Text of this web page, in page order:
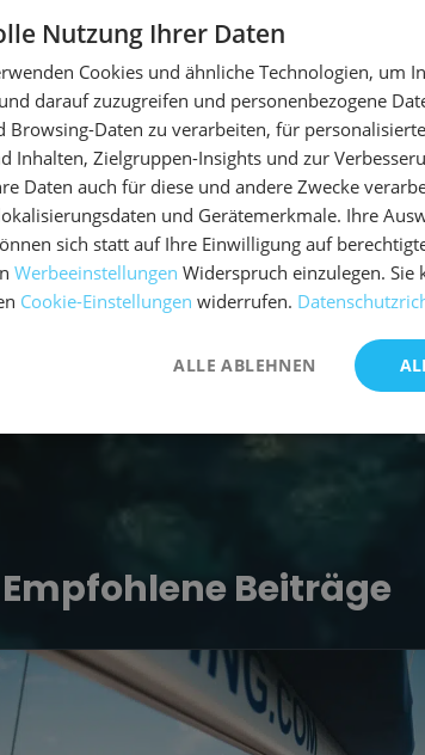
entspannt.
gilt als Highlight der türkischen Küste.
in der Türkei.
Empfohlene Beiträge
Nutzung Ihrer Daten
Cookies und ähnliche Technologien, um
darauf zuzugreifen und personenbezogene
Browsing-Daten zu verarbeiten, für
Inhalten, Zielgruppen-Insights und zur
Daten auch für diese und andere Zwecke
und Gerätemerkmale. Ihre
sich statt auf Ihre Einwilligung auf
Werbeeinstellungen Widerspruch einzulegen. Sie
Cookie-Einstellungen widerrufen.
ALLE ABLEHNEN